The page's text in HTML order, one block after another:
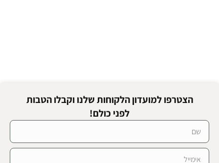
הצטרפו למועדון הלקוחות שלנו וקבלו הטבות
לפני כולם!